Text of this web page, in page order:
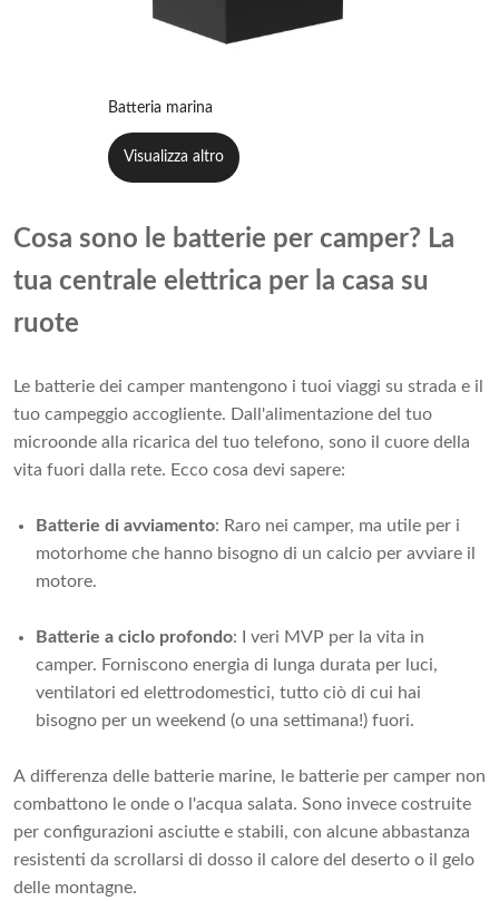
Batteria marina
Visualizza altro
Cosa sono le batterie per camper? La
tua centrale elettrica per la casa su
ruote
Le batterie dei camper mantengono i tuoi viaggi su strada e il
tuo campeggio accogliente. Dall'alimentazione del tuo
microonde alla ricarica del tuo telefono, sono il cuore della
vita fuori dalla rete. Ecco cosa devi sapere:
Batterie di avviamento: Raro nei camper, ma utile per i
motorhome che hanno bisogno di un calcio per avviare il
motore.
Batterie a ciclo profondo: I veri MVP per la vita in
camper. Forniscono energia di lunga durata per luci,
ventilatori ed elettrodomestici, tutto ciò di cui hai
bisogno per un weekend (o una settimana!) fuori.
A differenza delle batterie marine, le batterie per camper non
combattono le onde o l'acqua salata. Sono invece costruite
per configurazioni asciutte e stabili, con alcune abbastanza
resistenti da scrollarsi di dosso il calore del deserto o il gelo
delle montagne.